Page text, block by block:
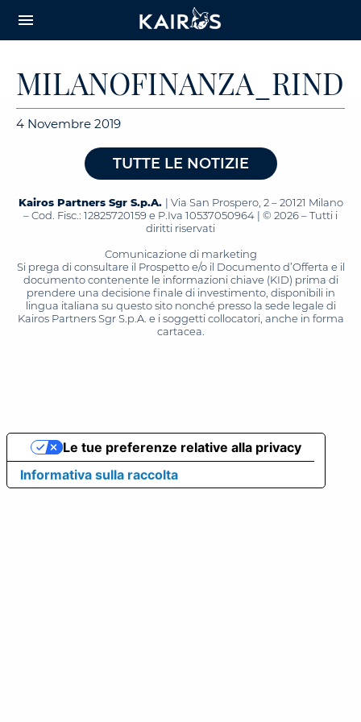
CONTENT
menu
4 Novembre 2019
TUTTE LE NOTIZIE
Kairos Partners Sgr S.p.A. | Via San Prospero, 2 – 20121 Milano
– Cod. Fisc.: 12825720159 e P.Iva 10537050964 | © 2026 – Tutti i
diritti riservati
Comunicazione di marketing
Si prega di consultare il Prospetto e/o il Documento d’Offerta e il
documento contenente le informazioni chiave (KID) prima di
prendere una decisione finale di investimento, disponibili in
lingua italiana su questo sito nonché presso la sede legale di
Kairos Partners Sgr S.p.A. e i soggetti collocatori, anche in forma
cartacea.
Informativa sulla raccolta
Le tue preferenze relative alla privacy